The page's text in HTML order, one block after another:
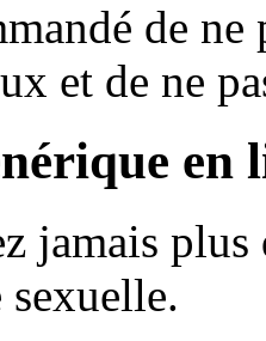
de
et de ne
en
jamais